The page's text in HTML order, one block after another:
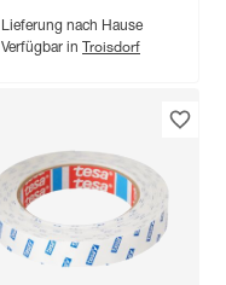
Lieferung nach Hause
Verfügbar in Troisdorf